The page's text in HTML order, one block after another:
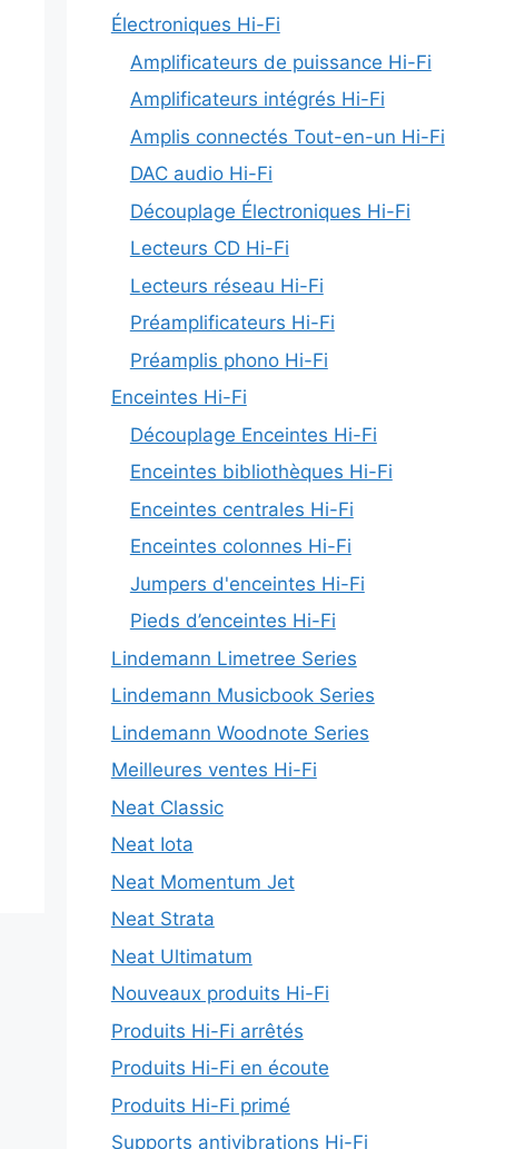
Électroniques Hi-Fi
Amplificateurs de puissance Hi-Fi
Amplificateurs intégrés Hi-Fi
Amplis connectés Tout-en-un Hi-Fi
DAC audio Hi-Fi
Découplage Électroniques Hi-Fi
Lecteurs CD Hi-Fi
Lecteurs réseau Hi-Fi
Préamplificateurs Hi-Fi
Préamplis phono Hi-Fi
Enceintes Hi-Fi
Découplage Enceintes Hi-Fi
Enceintes bibliothèques Hi-Fi
Enceintes centrales Hi-Fi
Enceintes colonnes Hi-Fi
Jumpers d'enceintes Hi-Fi
Pieds d’enceintes Hi-Fi
Lindemann Limetree Series
Lindemann Musicbook Series
Lindemann Woodnote Series
Meilleures ventes Hi-Fi
Neat Classic
Neat Iota
Neat Momentum Jet
Neat Strata
Neat Ultimatum
Nouveaux produits Hi-Fi
Produits Hi-Fi arrêtés
Produits Hi-Fi en écoute
Produits Hi-Fi primé
Supports antivibrations Hi-Fi